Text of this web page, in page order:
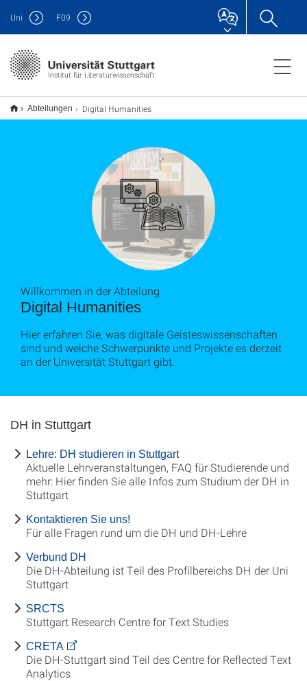
Institut für Literaturwissenschaft
Uni F09
Abteilungen Digital Humanities
Digital Humanities
Willkommen in der Abteilung
Hier erfahren Sie, was digitale Geisteswissenschaften
sind und welche Schwerpunkte und Projekte es derzeit
an der Universität Stuttgart gibt.
DH in Stuttgart
Lehre: DH studieren in Stuttgart
Aktuelle Lehrveranstaltungen, FAQ für Studierende und
mehr: Hier finden Sie alle Infos zum Studium der DH in
Stuttgart
Kontaktieren Sie uns!
Für alle Fragen rund um die DH und DH-Lehre
Verbund DH
Die DH-Abteilung ist Teil des Profilbereichs DH der Uni
Stuttgart
SRCTS
Stuttgart Research Centre for Text Studies
CRETA
Die DH-Stuttgart sind Teil des Centre for Reflected Text
Analytics